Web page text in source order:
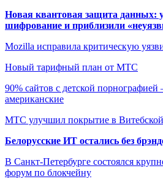
Новая квантовая защита данных:
шифрование и приблизили
Mozilla исправила критическую
Новый тарифный план от МТС
90% сайтов с детской порнографией
американские
МТС улучшил покрытие в Витебской
Белорусские ИТ остались без
В Санкт-Петербурге состоялся
форум по блокчейну